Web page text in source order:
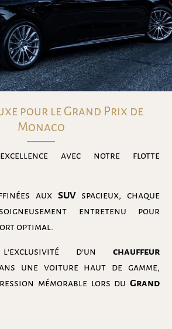
pour le Grand Prix de
Monaco
avec notre flotte
aux SUVspacieux, chaque
entretenu pour
optimal.
d’un chauffeur
une voiture haut de gamme,
mémorable lors du Grand